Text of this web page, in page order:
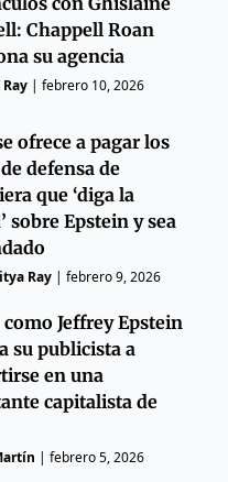
Chappell Roan
su agencia
|febrero 10, 2026
ofrece a pagar los
defensa de
que ‘diga la
sobre Epstein y sea
Ray |febrero 9, 2026
como Jeffrey Epstein
su publicista a
en una
capitalista de
|febrero 5, 2026